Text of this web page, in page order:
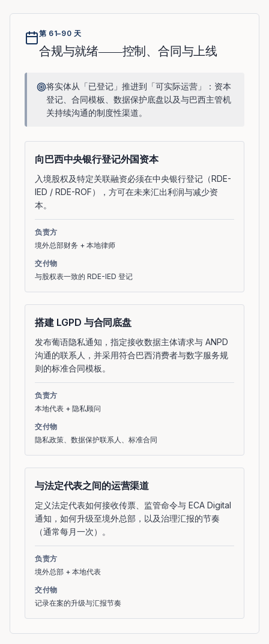
第 61–90 天
合规与就绪——控制、合同与上线
将实体从「已登记」推进到「可实际运营」：资本
登记、合同模板、数据保护底盘以及与巴西主管机
关持续沟通的制度性渠道。
向巴西中央银行登记外国资本
入境股权及特定关联融资必须在中央银行登记（RDE-
IED / RDE-ROF），方可在未来汇出利润与减少资
本。
负责方
境外总部财务 + 本地律师
交付物
与股权表一致的 RDE-IED 登记
搭建 LGPD 与合同底盘
发布葡语隐私通知，指定接收数据主体请求与 ANPD
沟通的联系人，并采用符合巴西消费者与数字服务规
则的标准合同模板。
负责方
本地代表 + 隐私顾问
交付物
隐私政策、数据保护联系人、标准合同
与法定代表之间的运营渠道
定义法定代表如何接收传票、监管命令与 ECA Digital
通知，如何升级至境外总部，以及治理汇报的节奏
（通常每月一次）。
负责方
境外总部 + 本地代表
交付物
记录在案的升级与汇报节奏